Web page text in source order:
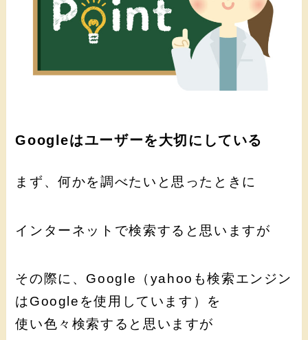
Googleはユーザーを大切にしている
まず、何かを調べたいと思ったときに
インターネットで検索すると思いますが
その際に、Google（yahooも検索エンジン
はGoogleを使用しています）を
使い色々検索すると思いますが